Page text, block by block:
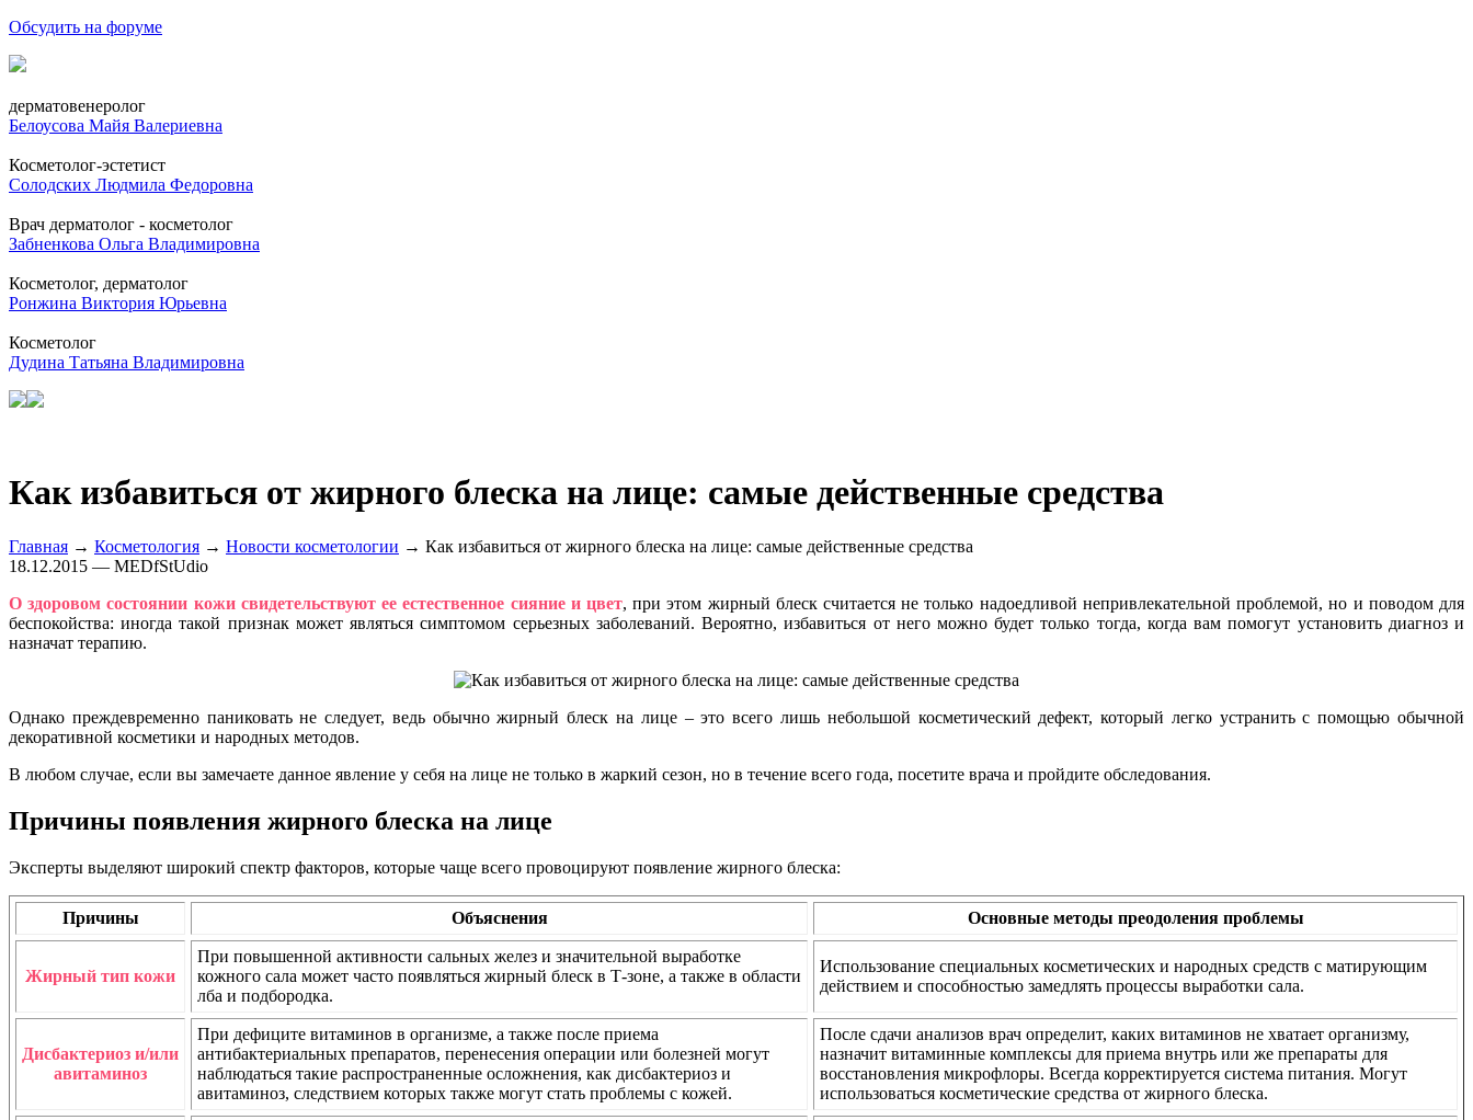
Обсудить на форуме
дерматовенеролог
Белоусова Майя Валериевна
Косметолог-эстетист
Солодских Людмила Федоровна
Врач дерматолог - косметолог
Забненкова Ольга Владимировна
Косметолог, дерматолог
Ронжина Виктория Юрьевна
Косметолог
Дудина Татьяна Владимировна
Как избавиться от жирного блеска на лице: самые действенные средства
Главная → Косметология → Новости косметологии → Как избавиться от жирного блеска на лице: самые действенные средства
18.12.2015 — MEDfStUdio
О здоровом состоянии кожи свидетельствуют ее естественное сияние и цвет, при этом жирный блеск считается не только надоедливой непривлекательной проблемой, но и поводом для
беспокойства: иногда такой признак может являться симптомом серьезных заболеваний. Вероятно, избавиться от него можно будет только тогда, когда вам помогут установить диагноз и
назначат терапию.
Однако преждевременно паниковать не следует, ведь обычно жирный блеск на лице – это всего лишь небольшой косметический дефект, который легко устранить с помощью обычной
декоративной косметики и народных методов.
В любом случае, если вы замечаете данное явление у себя на лице не только в жаркий сезон, но в течение всего года, посетите врача и пройдите обследования.
Причины появления жирного блеска на лице
Эксперты выделяют широкий спектр факторов, которые чаще всего провоцируют появление жирного блеска:
Причины Объяснения Основные методы преодоления проблемы
Жирный тип кожи
При повышенной активности сальных желез и значительной выработке
кожного сала может часто появляться жирный блеск в Т-зоне, а также в области
лба и подбородка.
Использование специальных косметических и народных средств с матирующим
действием и способностью замедлять процессы выработки сала.
Дисбактериоз и/или
авитаминоз
При дефиците витаминов в организме, а также после приема
антибактериальных препаратов, перенесения операции или болезней могут
наблюдаться такие распространенные осложнения, как дисбактериоз и
авитаминоз, следствием которых также могут стать проблемы с кожей.
После сдачи анализов врач определит, каких витаминов не хватает организму,
назначит витаминные комплексы для приема внутрь или же препараты для
восстановления микрофлоры. Всегда корректируется система питания. Могут
использоваться косметические средства от жирного блеска.